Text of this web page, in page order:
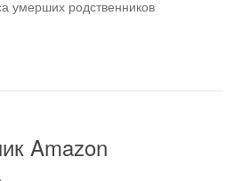
умерших родственников
Amazon